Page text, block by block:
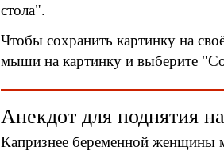
стола".
Чтобы сохранить картинку на
мыши на картинку и выберите
Анекдот для поднятия
Капризнее беременной женщины